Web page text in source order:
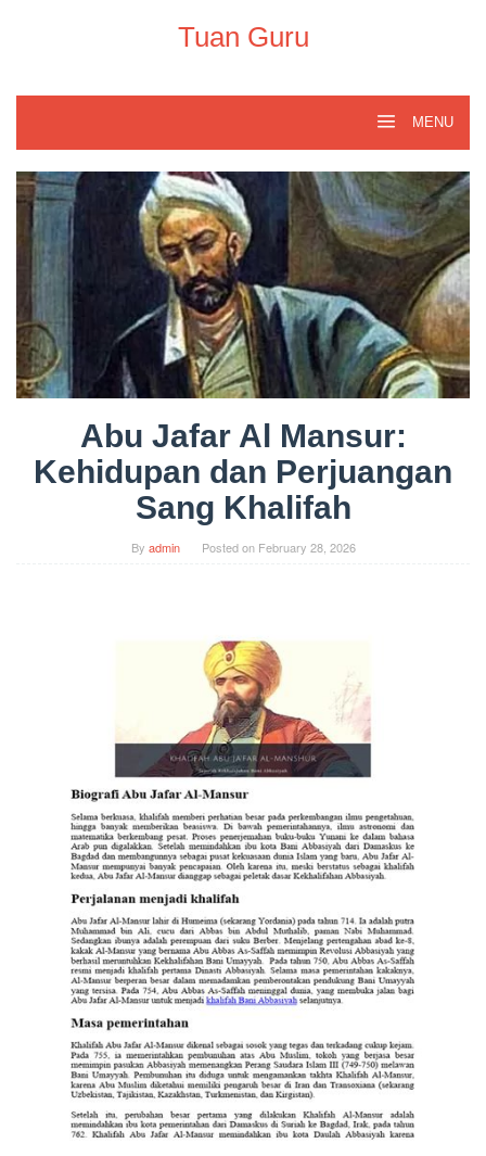
Tuan Guru
MENU
Abu Jafar Al Mansur:
Kehidupan dan Perjuangan
Sang Khalifah
By admin Posted on February 28, 2026